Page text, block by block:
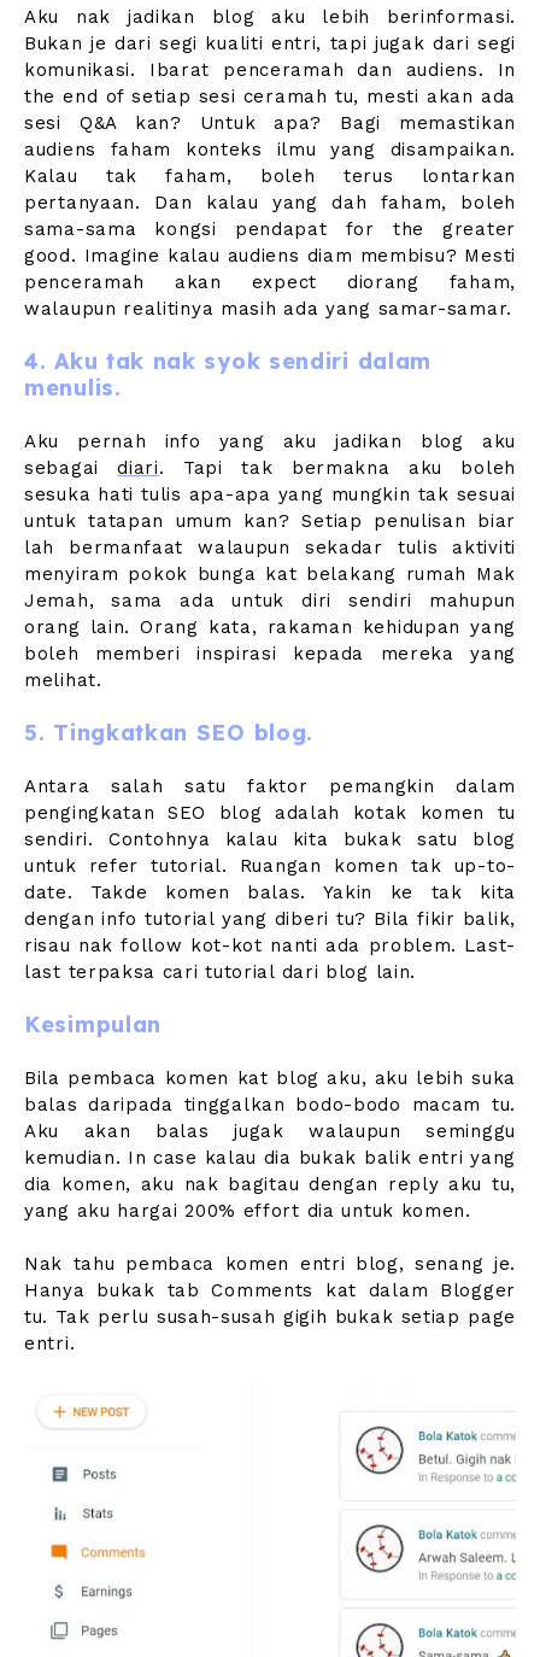
Aku nak jadikan blog aku lebih berinformasi.
Bukan je dari segi kualiti entri, tapi jugak dari segi
komunikasi. Ibarat penceramah dan audiens. In
the end of setiap sesi ceramah tu, mesti akan ada
sesi Q&A kan? Untuk apa? Bagi memastikan
audiens faham konteks ilmu yang disampaikan.
Kalau tak faham, boleh terus lontarkan
pertanyaan. Dan kalau yang dah faham, boleh
sama-sama kongsi pendapat for the greater
good. Imagine kalau audiens diam membisu? Mesti
penceramah akan expect diorang faham,
walaupun realitinya masih ada yang samar-samar.
4. Aku tak nak syok sendiri dalam
menulis.
Aku pernah info yang aku jadikan blog aku
sebagaidiari. Tapi tak bermakna aku boleh
sesuka hati tulis apa-apa yang mungkin tak sesuai
untuk tatapan umum kan? Setiap penulisan biar
lah bermanfaat walaupun sekadar tulis aktiviti
menyiram pokok bunga kat belakang rumah Mak
Jemah, sama ada untuk diri sendiri mahupun
orang lain. Orang kata, rakaman kehidupan yang
boleh memberi inspirasi kepada mereka yang
melihat.
5. Tingkatkan SEO blog.
Antara salah satu faktor pemangkin dalam
pengingkatan SEO blog adalah kotak komen tu
sendiri. Contohnya kalau kita bukak satu blog
untuk refer tutorial. Ruangan komen tak up-to-
date. Takde komen balas. Yakin ke tak kita
dengan info tutorial yang diberi tu? Bila fikir balik,
risau nak follow kot-kot nanti ada problem. Last-
last terpaksa cari tutorial dari blog lain.
Kesimpulan
Bila pembaca komen kat blog aku, aku lebih suka
balas daripada tinggalkan bodo-bodo macam tu.
Aku akan balas jugak walaupun seminggu
kemudian. In case kalau dia bukak balik entri yang
dia komen, aku nak bagitau dengan reply aku tu,
yang aku hargai 200% effort dia untuk komen.
Nak tahu pembaca komen entri blog, senang je.
Hanya bukak tab Comments kat dalam Blogger
tu. Tak perlu susah-susah gigih bukak setiap page
entri.